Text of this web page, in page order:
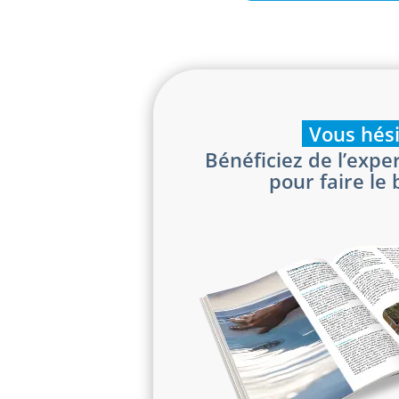
Vous
Bénéficiez de
pour faire le